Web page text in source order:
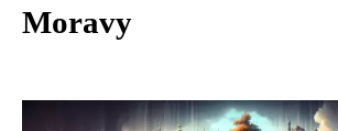
Moravy